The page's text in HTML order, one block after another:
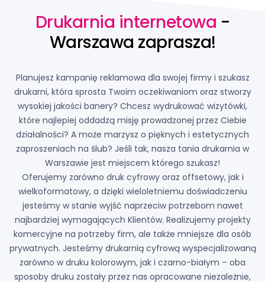
Drukarnia internetowa -
Warszawa zaprasza!
Planujesz kampanię reklamowa dla swojej firmy i szukasz
drukarni, która sprosta Twoim oczekiwaniom oraz stworzy
wysokiej jakości banery? Chcesz wydrukować wizytówki,
które najlepiej oddadzą misję prowadzonej przez Ciebie
działalności? A może marzysz o pięknych i estetycznych
zaproszeniach na ślub? Jeśli tak, nasza tania drukarnia w
Warszawie jest miejscem którego szukasz!
Oferujemy zarówno druk cyfrowy oraz offsetowy, jak i
wielkoformatowy, a dzięki wieloletniemu doświadczeniu
jesteśmy w stanie wyjść naprzeciw potrzebom nawet
najbardziej wymagających Klientów. Realizujemy projekty
komercyjne na potrzeby firm, ale także mniejsze dla osób
prywatnych. Jesteśmy drukarnią cyfrową wyspecjalizowaną
zarówno w druku kolorowym, jak i czarno-białym – oba
sposoby druku zostały przez nas opracowane niezależnie,